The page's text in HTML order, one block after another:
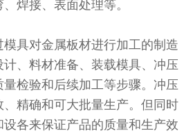
焊接、表面处理等。
具对金属板材进行加工的制造
、料材准备、装载模具、冲压
检验和后续加工等步骤。冲压
精确和可大批量生产。但同时
各来保证产品的质量和生产效